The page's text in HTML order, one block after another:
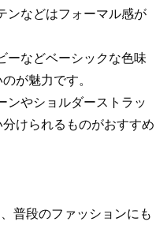
ンなどはフォーマル感が
ーなどベーシックな色味
が魅力です。
ンやショルダーストラッ
けられるものがおすすめ
普段のファッションにも